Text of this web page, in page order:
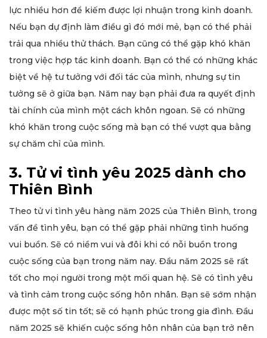
lực nhiều hơn để kiếm được lợi nhuận trong kinh doanh.
Nếu bạn dự định làm điều gì đó mới mẻ, bạn có thể phải
trải qua nhiều thử thách. Bạn cũng có thể gặp khó khăn
trong việc hợp tác kinh doanh. Bạn có thể có những khác
biệt về hệ tư tưởng với đối tác của mình, nhưng sự tin
tưởng sẽ ở giữa bạn. Năm nay bạn phải đưa ra quyết định
tài chính của mình một cách khôn ngoan. Sẽ có những
khó khăn trong cuộc sống mà bạn có thể vượt qua bằng
sự chăm chỉ của mình.
3. Tử vi tình yêu 2025 dành cho
Thiên Bình
Theo tử vi tình yêu hàng năm 2025 của Thiên Bình, trong
vấn đề tình yêu, bạn có thể gặp phải những tình huống
vui buồn. Sẽ có niềm vui và đôi khi có nỗi buồn trong
cuộc sống của bạn trong năm nay. Đầu năm 2025 sẽ rất
tốt cho mọi người trong một mối quan hệ. Sẽ có tình yêu
và tình cảm trong cuộc sống hôn nhân. Bạn sẽ sớm nhận
được một số tin tốt; sẽ có hạnh phúc trong gia đình. Đầu
năm 2025 sẽ khiến cuộc sống hôn nhân của bạn trở nên